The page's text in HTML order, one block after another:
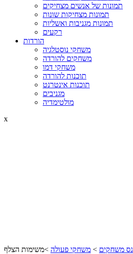
תמונות של אנשים מצחיקים
תמונות מצחיקות שונות
תמונות מגניבות ואשליות
רקעים
הורדות
משחקי נוסטלגיה
משחקים להורדה
משחקי דמו
תוכנות להורדה
תוכנות אינטרנט
מגניבים
מולטימדיה
x
משחקים > משחקי פעולה >משימות הצלף